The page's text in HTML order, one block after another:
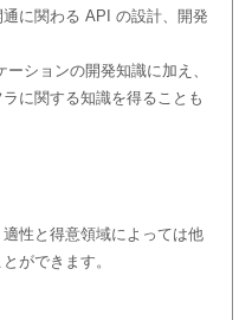
に関わる API の設計、開発
ションの開発知識に加え、
に関する知識を得ることも
性と得意領域によっては他
ができます。